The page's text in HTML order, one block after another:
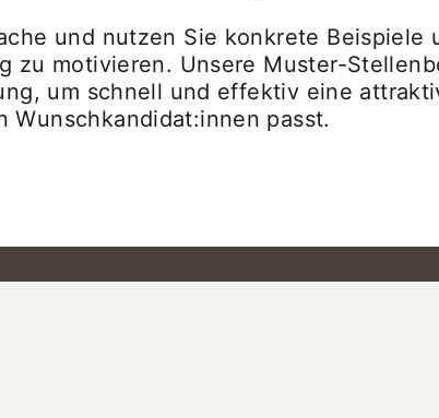
und nutzen Sie konkrete Beispiele
zu motivieren. Unsere Muster-
um schnell und effektiv eine
Wunschkandidat:innen passt.